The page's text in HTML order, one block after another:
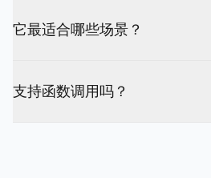
文本处理，并且最低可行成本比更
它最适合哪些场景？
成本和吞吐量放在前面的批量文本
支持函数调用吗？